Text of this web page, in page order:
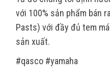
với 100% sản phẩm bán
Pasts) với đầy đủ tem
sản xuất.
#qasco #yamaha